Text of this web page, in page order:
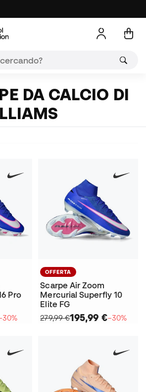
Pro
OFFERTA
Scarpe Air Zoom
Mercurial Superfly 10
Elite FG
279,99 €195,99 €−30%